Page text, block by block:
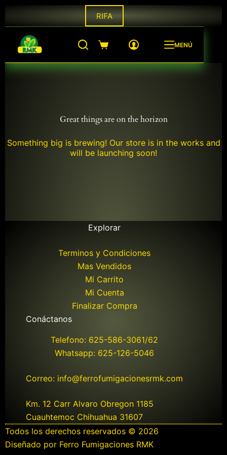
contenido
RIFA
Shopping
MENÚ
Great things are on the horizon
Something big is brewing! Our store is in the works and
will be launching soon!
Explorar
Terminos y Condiciones
Mas Vendidos
Mi Carrito
Mi Cuenta
Finalizar Compra
Conáctanos
Telefono: 625-586-3061/62
Whatsapp: 625-126-5046
Correo: info@ferrofumigacionesrmk.com
Km. 12 Carr Alvaro Obregon 1185
Cuauhtemoc Chihuahua 31607
Todos los derechos reservados © 2026
Diseñado por Ferro Fumigaciones RMK